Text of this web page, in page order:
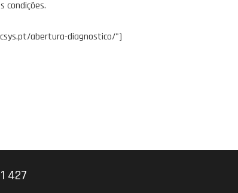
condições.
abertura-diagnostico/"]
427